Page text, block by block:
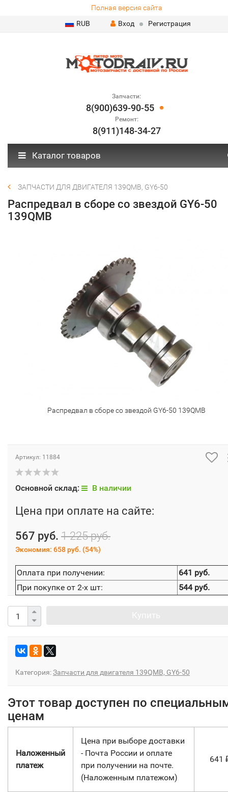
Полная версия сайта
RUB
Вход Регистрация
Запчасти:
8(900)639-90-55
Ремонт:
8(911)148-34-27
Каталог товаров
ЗАПЧАСТИ ДЛЯ ДВИГАТЕЛЯ 139QMB, GY6-50
Распредвал в сборе со звездой GY6-50
139QMB
Распредвал в сборе со звездой GY6-50 139QMB
Артикул: 11884
Основной склад: В наличии
Цена при оплате на сайте:
567 руб. 1 225 руб.
Экономия: 658 руб. (54%)
Оплата при получении:
641 руб.
При покупке от 2-х шт:
544 руб.
Категория:Запчасти для двигателя 139QMB, GY6-50
Этот товар доступен по
ценам
Наложенный
платеж
Цена при выборе доставки
- Почта России и оплате
при получении на почте.
(Наложенным платежом)
641